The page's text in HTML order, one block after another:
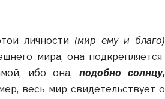
личности (мир ему и благо)
мира, она подкрепляется
ибо она, подобно солнцу,
весь мир свидетельствует о